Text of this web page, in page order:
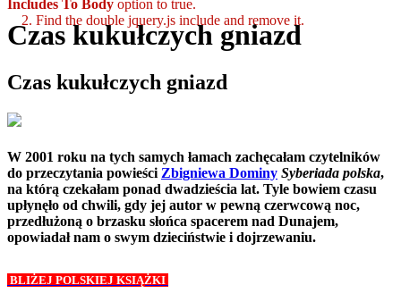
Includes To Body option to true.
2. Find the double jquery.js include and remove it.
Czas kukułczych gniazd
Czas kukułczych gniazd
W 2001 roku na tych samych łamach zachęcałam czytelników
do przeczytania powieściZbigniewa Dominy Syberiada polska,
na którą czekałam ponad dwadzieścia lat. Tyle bowiem czasu
upłynęło od chwili, gdy jej autor w pewną czerwcową noc,
przedłużoną o brzasku słońca spacerem nad Dunajem,
opowiadał nam o swym dzieciństwie i dojrzewaniu.
BLIŻEJ POLSKIEJ KSIĄŻKI